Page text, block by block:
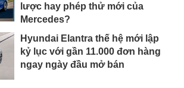
lược hay phép thử mới của
Mercedes?
Hyundai Elantra thế hệ mới lập
kỷ lục với gần 11.000 đơn hàng
ngay ngày đầu mở bán